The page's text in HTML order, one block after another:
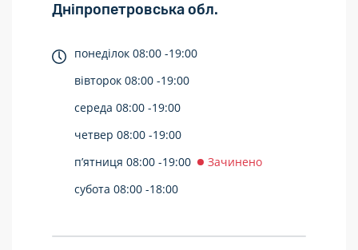
Дніпропетровська обл.
понеділок 08:00 -19:00
вівторок 08:00 -19:00
середа 08:00 -19:00
четвер 08:00 -19:00
п’ятниця 08:00 -19:00
Зачинено
субота 08:00 -18:00